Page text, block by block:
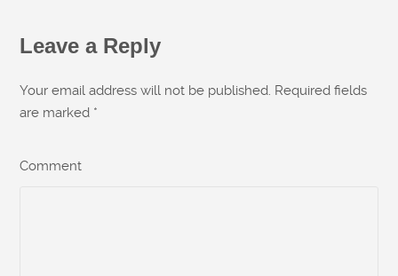
Leave a Reply
Your email address will not be published. Required fields
are marked *
Comment